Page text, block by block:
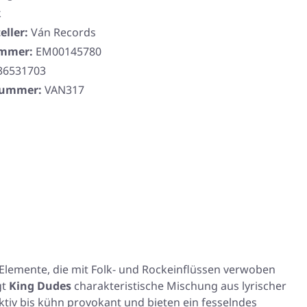
Ván Records
EM00145780
VAN317
die mit Folk- und Rockeinflüssen verwoben
King Dudes charakteristische Mischung aus lyrischer
bis kühn provokant und bieten ein fesselndes